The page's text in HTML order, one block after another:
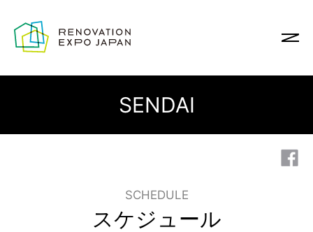
SENDAI
SCHEDULE
スケジュール